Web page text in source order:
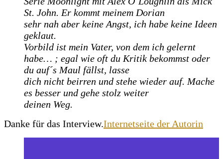
St. John. Er kommt meinem Dorian
sehr nah aber keine Angst, ich habe keine Ideen
geklaut.
Vorbild ist mein Vater, von dem ich gelernt
habe… ; egal wie oft du Kritik bekommst oder
du auf´s Maul fällst, lasse
dich nicht beirren und stehe wieder auf. Mache
es besser und gehe stolz weiter
deinen Weg.
Danke für das Interview.Internetseite der Autorin